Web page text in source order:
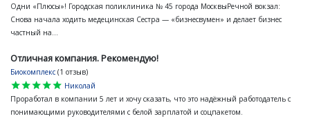
Одни «Плюсы»! Городская поликлиника № 45 города МосквыРечной вокзал:
Снова начала ходить медецинская Сестра — «бизнесвумен» и делает бизнес
частный на...
Отличная компания. Рекомендую!
Биокомплекс (1 отзыв)
star
star
star
star
star
Николай
Проработал в компании 5 лет и хочу сказать, что это надёжный работодатель с
понимающими руководителями с белой зарплатой и соцпакетом.